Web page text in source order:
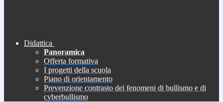
Didattica
Panoramica
Offerta formativa
I progetti della scuola
Piano di orientamento
Prevenzione contrasto dei fenomeni di bullismo e di
cyberbullismo